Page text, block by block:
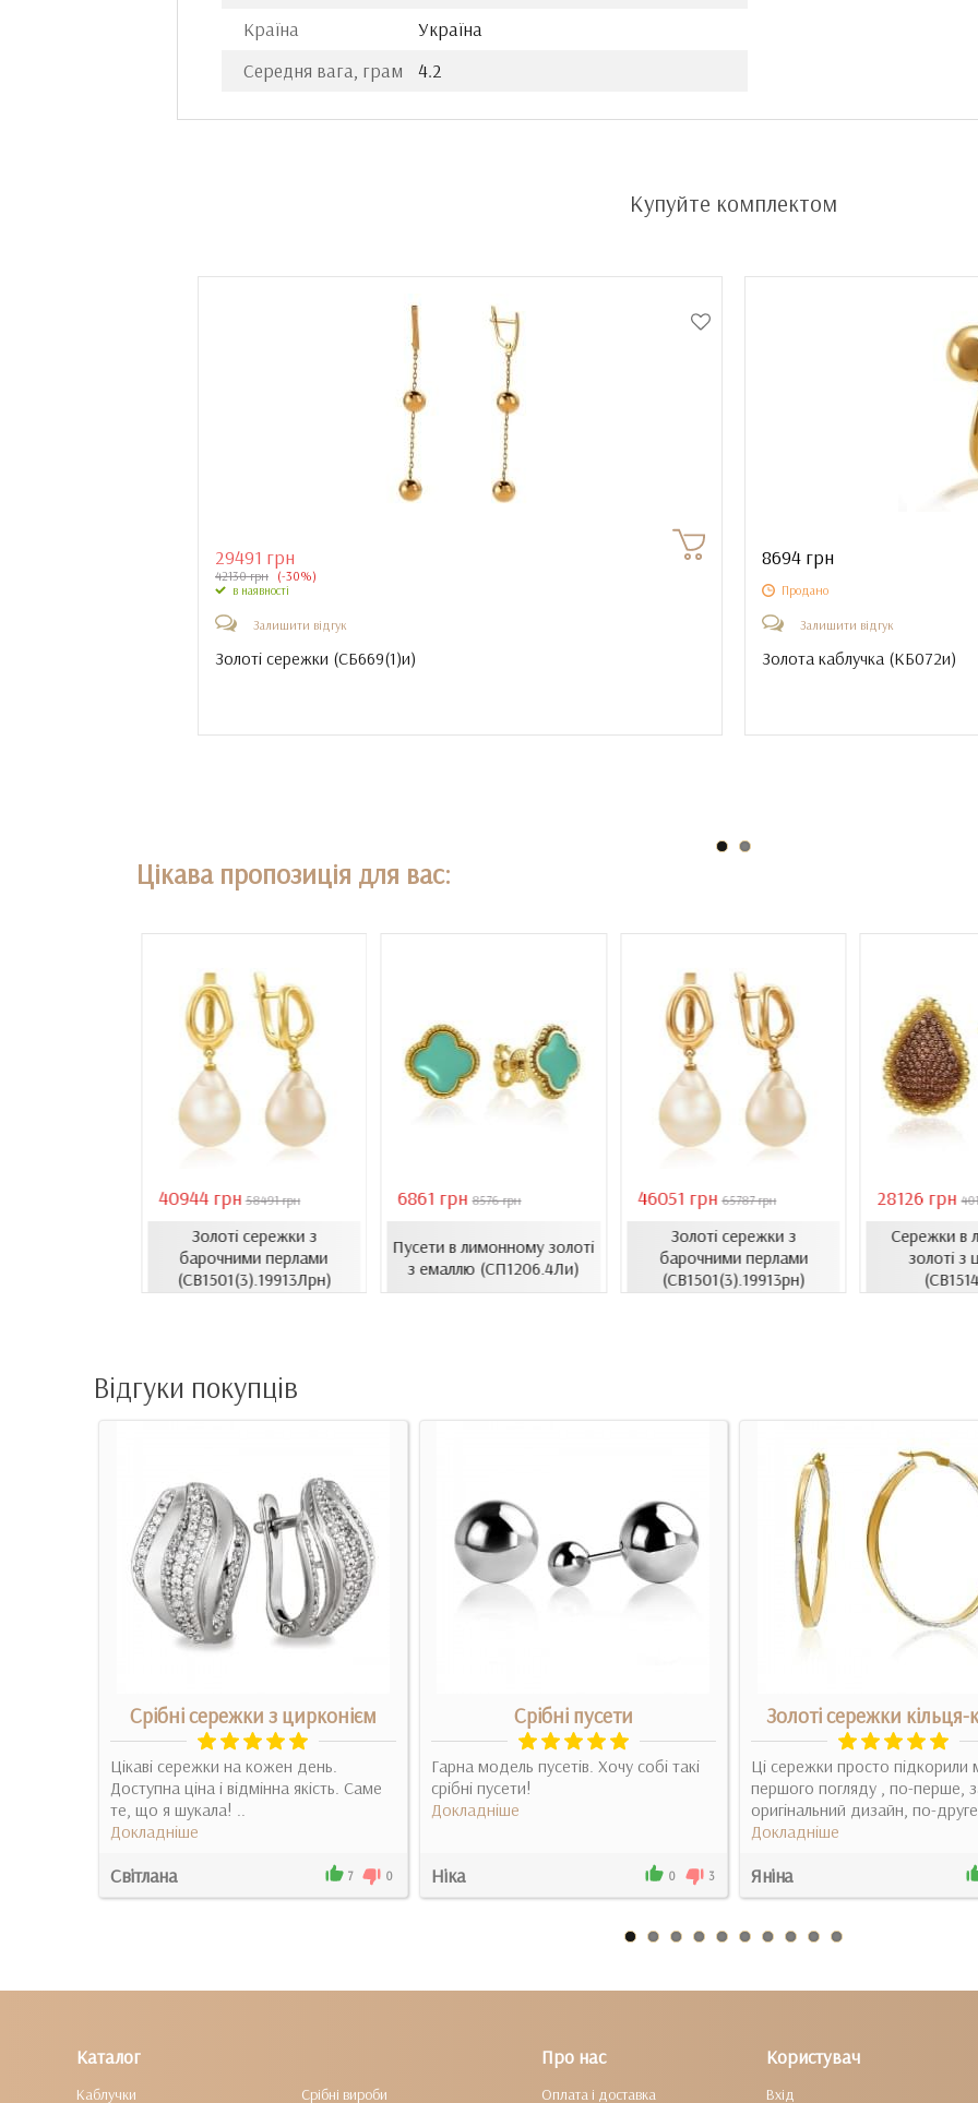
Країна
Україна
Середня вага, грам
4.2
Купуйте комплектом
29491 грн
42130 грн (-30%)
в наявності
Залишити відгук
Золоті сережки (СБ669(1)и)
8694 грн
Продано
Залишити відгук
Золота каблучка (КБ072и)
Цікава пропозиція для вас:
40944 грн 58491 грн
Золоті сережки з
барочними перлами
(СВ1501(3).19913Лрн)
6861 грн 8576 грн
Пусети в лимонному золоті
з емаллю (СП1206.4Ли)
46051 грн 65787 грн
Золоті сережки з
барочними перлами
(СВ1501(3).19913рн)
28126 грн
Сережки в
золоті з
Відгуки покупців
Срібні сережки з цирконієм
Цікаві сережки на кожен день.
Доступна ціна і відмінна якість. Саме
те, що я шукала! ..
Докладніше
Світлана 7 0
Срібні пусети
Гарна модель пусетів. Хочу собі такі
срібні пусети!
Докладніше
Ніка 0 3
Золоті сережки кільця-
Ці сережки просто підкорили
першого погляду , по-перше,
оригінальний дизайн, по-
Докладніше
Яніна
Каталог
Каблучки Срібні вироби
Про нас
Оплата і доставка
Користувач
Вхід